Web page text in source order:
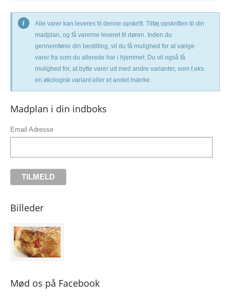
Alle varer kan leveres til denne opskrift. Tilføj opskriften til din
madplan, og få varerne leveret til døren. Inden du
gennemfører din bestilling, vil du få mulighed for at vælge
varer fra som du allerede har i hjemmet. Du vil også få
mulighed for, at bytte varer ud med andre varianter, som f.eks.
en økologisk variant eller et andet mærke.
Madplan i din indboks
Email Adresse
Billeder
Mød os på Facebook